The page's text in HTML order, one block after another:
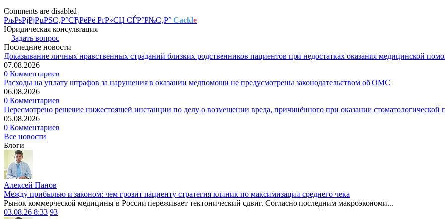
Comments are disabled
РљРѕРјРјРµРЅС‚Р°СЂРёРё РґР»СЏ СЃР°Р№С‚Р° Cackle
Юридическая консультация
Задать вопрос
Последние новости
Доказывание личных нравственных страданий близких родственников пациентов при недостатках оказания медицинской
07.08.2026
0 Комментариев
Расходы на уплату штрафов за нарушения в оказании медпомощи не предусмотрены законодательством об ОМС
06.08.2026
0 Комментариев
Пересмотрено решение нижестоящей инстанции по делу о возмещении вреда, причинённого при оказании стоматологической
05.08.2026
0 Комментариев
Все новости
Блоги
Алексей Панов
Между прибылью и законом: чем грозит пациенту стратегия клиник по максимизации среднего чека
Рынок коммерческой медицины в России переживает тектонический сдвиг. Согласно последним макроэкономи...
03.08.26 8:33 93